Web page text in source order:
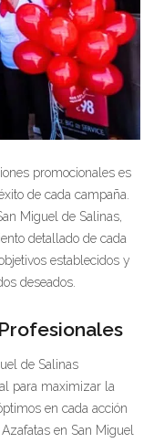
promocionales es
de cada campaña.
Miguel de Salinas,
detallado de cada
establecidos y
deseados.
de Salinas
para maximizar la
en cada acción
en San Miguel